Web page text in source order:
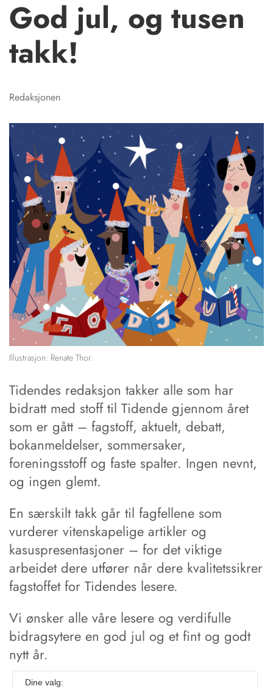
God jul, og tusen
takk!
Redaksjonen
Illustrasjon: Renate Thor.
Tidendes redaksjon takker alle som har
bidratt med stoff til Tidende gjennom året
som er gått – fagstoff, aktuelt, debatt,
bokanmeldelser, sommersaker,
foreningsstoff og faste spalter. Ingen nevnt,
og ingen glemt.
En særskilt takk går til fagfellene som
vurderer vitenskapelige artikler og
kasuspresentasjoner – for det viktige
arbeidet dere utfører når dere kvalitetssikrer
fagstoffet for Tidendes lesere.
Vi ønsker alle våre lesere og verdifulle
bidragsytere en god jul og et fint og godt
nytt år.
Dine valg: